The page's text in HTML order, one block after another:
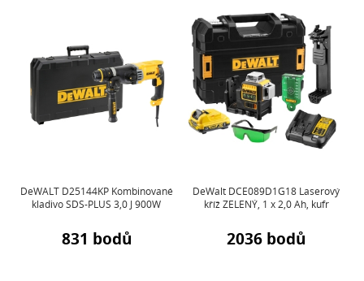
DeWALT D25144KP Kombinované
kladivo SDS-PLUS 3,0 J 900W
831 bodů
DeWalt DCE089D1G18 Laserový
kříž ZELENÝ, 1 x 2,0 Ah, kufr
2036 bodů